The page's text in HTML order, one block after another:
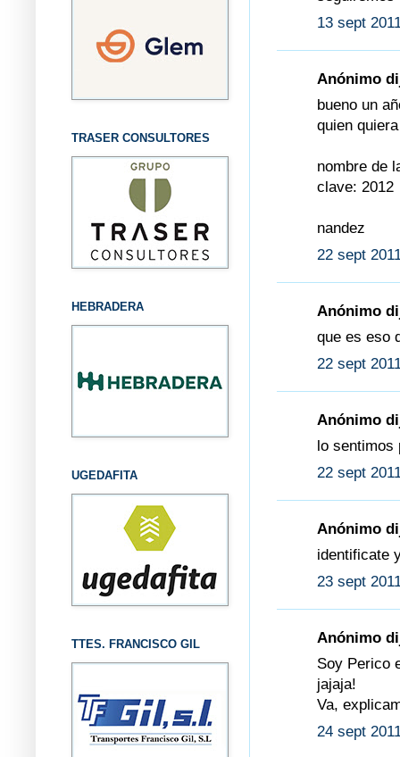
13 sept
Anónimo
bueno un
quien
nombre de
clave: 2012
nandez
22 sept
Anónimo
que es eso
22 sept
Anónimo
lo sentimos
22 sept
Anónimo
identificate
23 sept
Anónimo
Soy Perico
jajaja!
Va,
24 sept
TRASER CONSULTORES
HEBRADERA
UGEDAFITA
TTES. FRANCISCO GIL